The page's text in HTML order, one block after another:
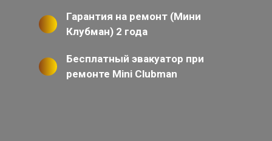
Гарантия на ремонт (Мини
Клубман) 2 года
Бесплатный эвакуатор при
ремонте Mini Clubman